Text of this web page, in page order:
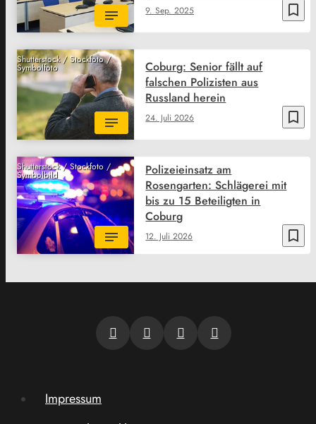
bookmark_border
9. Sep. 2025
Shutterstock / Stockfoto /
Symbolfoto
bookmark_border
24. Juli 2026
Coburg: Senior fällt auf
falschen Polizisten aus
Russland herein
Shutterstock / Stockfoto /
Symbolbild
bookmark_border
12. Juli 2026
Polizeieinsatz am
Rosengarten: Schlägerei mit
bis zu 15 Beteiligten in
Coburg
Impressum